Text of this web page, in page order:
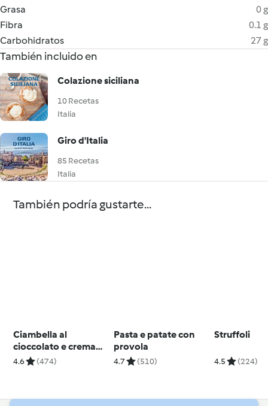
Grasa
0 g
Fibra
0.1 g
Carbohidratos
27 g
También incluido en
Colazione siciliana
10 Recetas
Italia
Giro d'Italia
85 Recetas
Italia
También podría gustarte...
Ciambella al
cioccolato e crema
gianduia
4.6 (474)
Pasta e patate con
provola
4.7 (510)
Struffoli
4.5 (224)